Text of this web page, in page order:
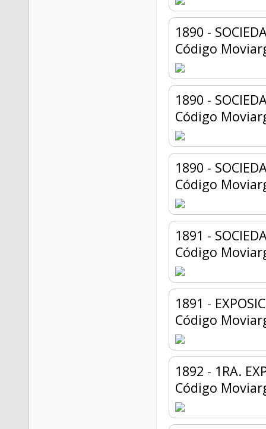
1890 -
Código
1890 -
Código
1890 -
Código
1891 -
Código
1891 -
Código
1892 - 1RA.
Código